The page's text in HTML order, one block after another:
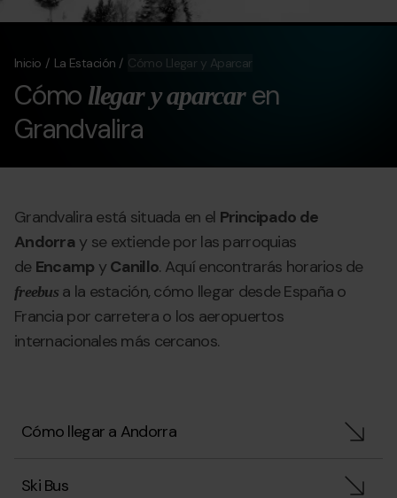
Inicio La Estación Cómo Llegar y Aparcar
Cómo llegar y aparcaren
Grandvalira
Grandvalira está situada en el Principado de
Andorra y se extiende por las parroquias
de Encamp y Canillo. Aquí encontrarás horarios de
freebus a la estación, cómo llegar desde España o
Francia por carretera o los aeropuertos
internacionales más cercanos.
Cómo llegar a Andorra
Ski Bus